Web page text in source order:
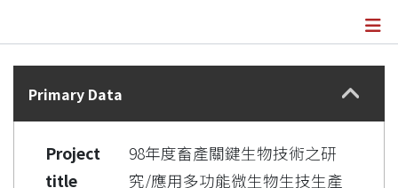
Details
Primary Data
Project
title
98年度畜產關鍵生物技術之研
究/應用多功能微生物生技生產